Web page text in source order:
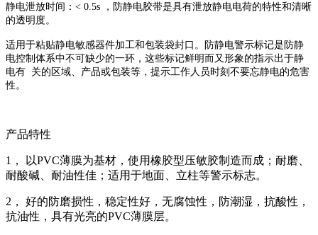
静电泄放时间：< 0.5s ，防静电胶带是具有泄放静电电荷的特性和清晰
的透明度。
适用于粘贴静电敏感器件加工和包装袋封口。防静电警示标记是防静
电控制体系中不可缺少的一环，这些标记鲜明而又形象的指示出于静
电有 关的区域、产品或包装等，提示工作人员时刻不要忘静电的危害
性。
产品特性
1， 以PVC薄膜为基材，使用橡胶型压敏胶制造而成；耐磨、
耐酸碱、耐油性佳；适用于地面、立柱等警示标志。
2， 好的防磨损性，稳定性好，无腐蚀性，防潮湿，抗酸性，
抗油性，具有光亮的PVC薄膜层。